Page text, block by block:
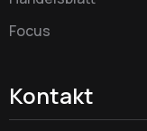
Focus
Kontakt